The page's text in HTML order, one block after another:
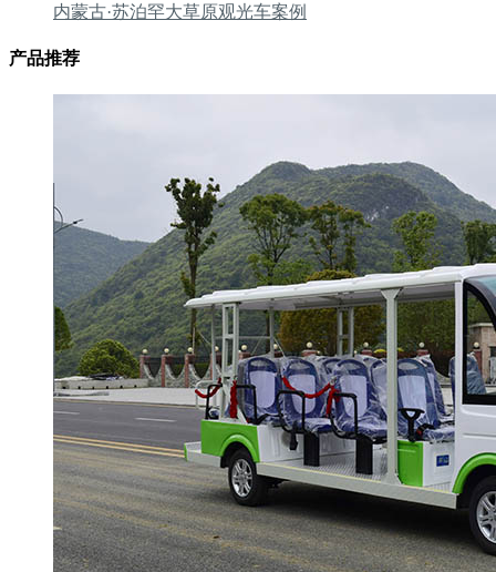
内蒙古·苏泊罕大草原观光车案例
产品推荐